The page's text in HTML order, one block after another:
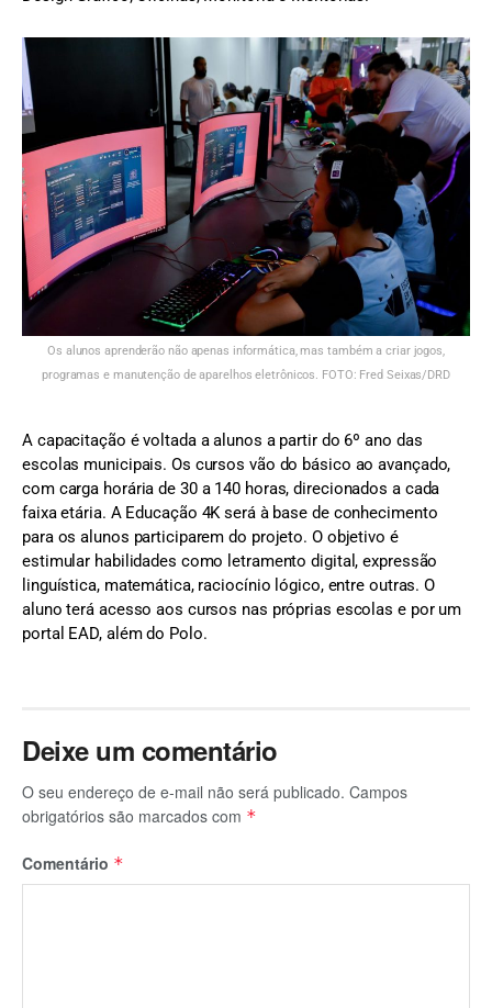
Os alunos aprenderão não apenas informática, mas também a criar jogos,
programas e manutenção de aparelhos eletrônicos. FOTO: Fred Seixas/DRD
A capacitação é voltada a alunos a partir do 6º ano das
escolas municipais. Os cursos vão do básico ao avançado,
com carga horária de 30 a 140 horas, direcionados a cada
faixa etária. A Educação 4K será à base de conhecimento
para os alunos participarem do projeto. O objetivo é
estimular habilidades como letramento digital, expressão
linguística, matemática, raciocínio lógico, entre outras. O
aluno terá acesso aos cursos nas próprias escolas e por um
portal EAD, além do Polo.
Deixe um comentário
O seu endereço de e-mail não será publicado. Campos
obrigatórios são marcados com *
Comentário *